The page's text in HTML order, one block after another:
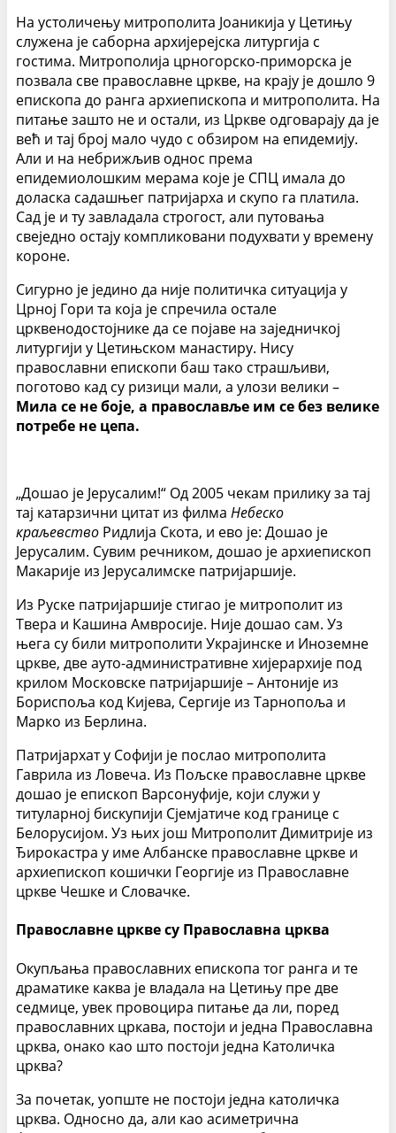
На устоличењу митрополита Јоаникија у Цетињу
служена је саборна архијерејска литургија с
гостима. Митрополија црногорско-приморска је
позвала све православне цркве, на крају је дошло 9
епископа до ранга архиепископа и митрополита. На
питање зашто не и остали, из Цркве одговарају да је
већ и тај број мало чудо с обзиром на епидемију.
Али и на небрижљив однос према
епидемиолошким мерама које је СПЦ имала до
доласка садашњег патријарха и скупо га платила.
Сад је и ту завладала строгост, али путовања
свеједно остају компликовани подухвати у времену
короне.
Сигурно је једино да није политичка ситуација у
Црној Гори та која је спречила остале
црквенодостојнике да се појаве на заједничкој
литургији у Цетињском манастиру. Нису
православни епископи баш тако страшљиви,
поготово кад су ризици мали, а улози велики –
Мила се не боје, а православље им се без велике
потребе не цепа.
„Дошао је Јерусалим!“ Од 2005 чекам прилику за тај
тај катарзични цитат из филма Небеско
краљевство Ридлија Скота, и ево је: Дошао је
Јерусалим. Сувим речником, дошао је архиепископ
Макарије из Јерусалимске патријаршије.
Из Руске патријаршије стигао је митрополит из
Твера и Кашина Амвросије. Није дошао сам. Уз
њега су били митрополити Украјинске и Иноземне
цркве, две ауто-административне хијерархије под
крилом Московске патријаршије – Антоније из
Бориспоља код Кијева, Сергије из Тарнопоља и
Марко из Берлина.
Патријархат у Софији је послао митрополита
Гаврила из Ловеча. Из Пољске православне цркве
дошао је епископ Варсонуфије, који служи у
титуларној бискупији Сјемјатиче код границе с
Белорусијом. Уз њих још Митрополит Димитрије из
Ђирокастра у име Албанске православне цркве и
архиепископ кошички Георгије из Православне
цркве Чешке и Словачке.
Православне цркве су Православна црква
Окупљања православних епископа тог ранга и те
драматике каква је владала на Цетињу пре две
седмице, увек провоцира питање да ли, поред
православних цркава, постоји и једна Православна
црква, онако као што постоји једна Католичка
црква?
За почетак, уопште не постоји једна католичка
црква. Односно да, али као асиметрична